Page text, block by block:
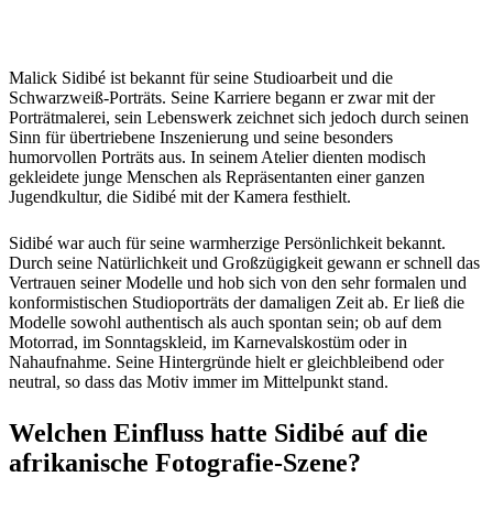
Malick Sidibé ist bekannt für seine Studioarbeit und die
Schwarzweiß-Porträts. Seine Karriere begann er zwar mit der
Porträtmalerei, sein Lebenswerk zeichnet sich jedoch durch seinen
Sinn für übertriebene Inszenierung und seine besonders
humorvollen Porträts aus. In seinem Atelier dienten modisch
gekleidete junge Menschen als Repräsentanten einer ganzen
Jugendkultur, die Sidibé mit der Kamera festhielt.
Sidibé war auch für seine warmherzige Persönlichkeit bekannt.
Durch seine Natürlichkeit und Großzügigkeit gewann er schnell das
Vertrauen seiner Modelle und hob sich von den sehr formalen und
konformistischen Studioporträts der damaligen Zeit ab. Er ließ die
Modelle sowohl authentisch als auch spontan sein; ob auf dem
Motorrad, im Sonntagskleid, im Karnevalskostüm oder in
Nahaufnahme. Seine Hintergründe hielt er gleichbleibend oder
neutral, so dass das Motiv immer im Mittelpunkt stand.
Welchen Einfluss hatte Sidibé auf die
afrikanische Fotografie-Szene?